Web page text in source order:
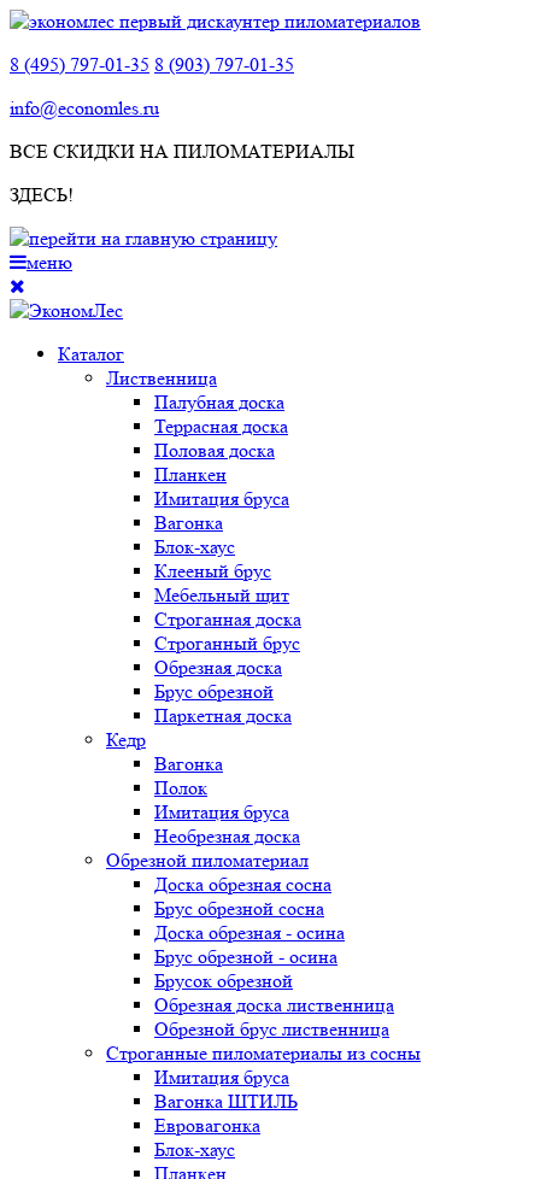
8 (495) 797-01-35 8 (903) 797-01-35
info@economles.ru
ВСЕ СКИДКИ НА ПИЛОМАТЕРИАЛЫ
ЗДЕСЬ!
меню
Каталог
Лиственница
Палубная доска
Террасная доска
Половая доска
Планкен
Имитация бруса
Вагонка
Блок-хаус
Клееный брус
Мебельный щит
Строганная доска
Строганный брус
Обрезная доска
Брус обрезной
Паркетная доска
Кедр
Вагонка
Полок
Имитация бруса
Необрезная доска
Обрезной пиломатериал
Доска обрезная сосна
Брус обрезной сосна
Доска обрезная - осина
Брус обрезной - осина
Брусок обрезной
Обрезная доска лиственница
Обрезной брус лиственница
Строганные пиломатериалы из сосны
Имитация бруса
Вагонка ШТИЛЬ
Евровагонка
Блок-хаус
Планкен